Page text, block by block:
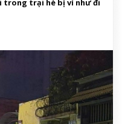
trong trại hè bị ví như đi